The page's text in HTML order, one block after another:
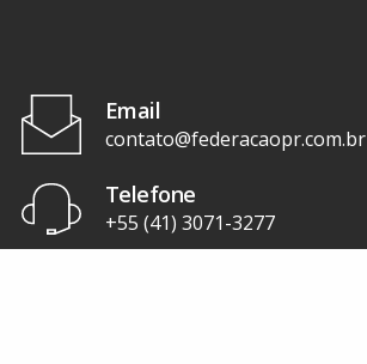
Email
contato@federacaopr.com.br
Telefone
+55 (41) 3071-3277